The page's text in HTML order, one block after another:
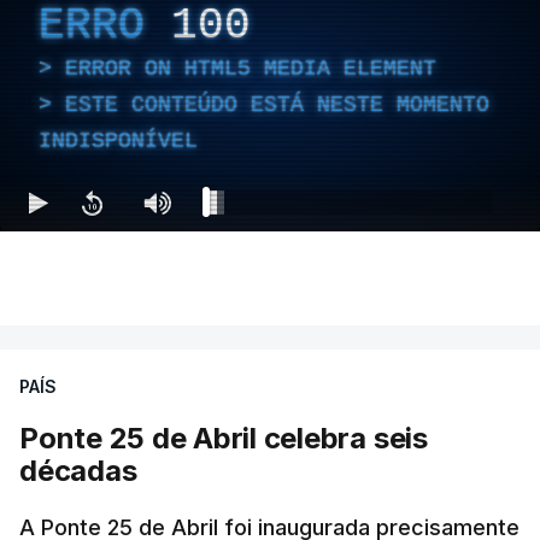
ERRO 100
ERROR ON HTML5 MEDIA ELEMENT
ESTE CONTEÚDO ESTÁ NESTE MOMENTO
INDISPONÍVEL
PAÍS
Ponte 25 de Abril celebra seis
décadas
A Ponte 25 de Abril foi inaugurada precisamente